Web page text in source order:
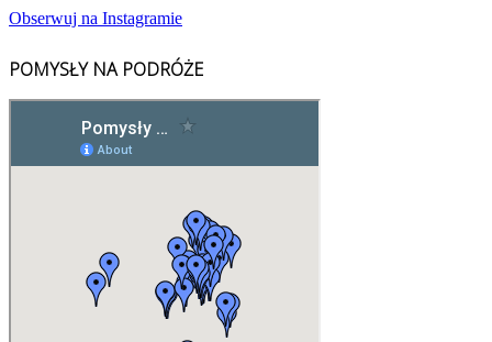
Obserwuj na Instagramie
POMYSŁY NA PODRÓŻE